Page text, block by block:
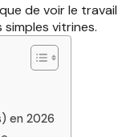
de voir le travail
vitrines.
en 2026